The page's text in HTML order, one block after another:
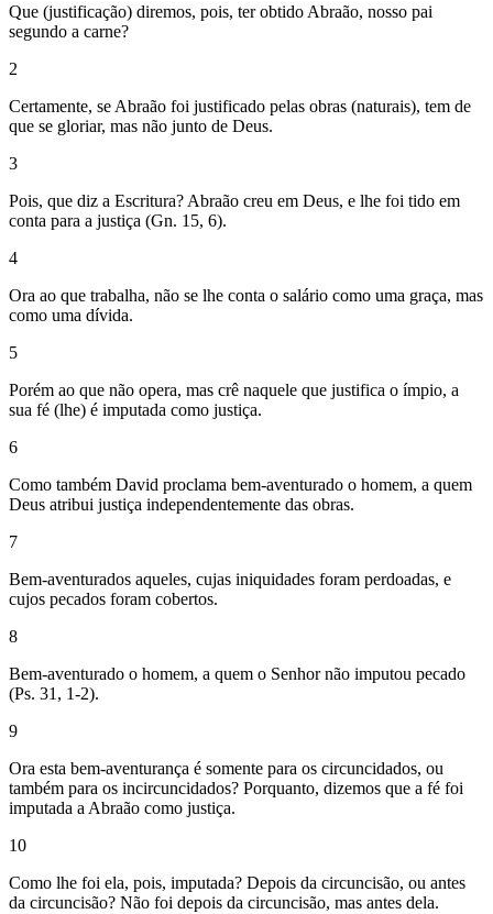
Que (justificação) diremos, pois, ter obtido Abraão, nosso pai
segundo a carne?
2
Certamente, se Abraão foi justificado pelas obras (naturais), tem de
que se gloriar, mas não junto de Deus.
3
Pois, que diz a Escritura? Abraão creu em Deus, e lhe foi tido em
conta para a justiça (Gn. 15, 6).
4
Ora ao que trabalha, não se lhe conta o salário como uma graça, mas
como uma dívida.
5
Porém ao que não opera, mas crê naquele que justifica o ímpio, a
sua fé (lhe) é imputada como justiça.
6
Como também David proclama bem-aventurado o homem, a quem
Deus atribui justiça independentemente das obras.
7
Bem-aventurados aqueles, cujas iniquidades foram perdoadas, e
cujos pecados foram cobertos.
8
Bem-aventurado o homem, a quem o Senhor não imputou pecado
(Ps. 31, 1-2).
9
Ora esta bem-aventurança é somente para os circuncidados, ou
também para os incircuncidados? Porquanto, dizemos que a fé foi
imputada a Abraão como justiça.
10
Como lhe foi ela, pois, imputada? Depois da circuncisão, ou antes
da circuncisão? Não foi depois da circuncisão, mas antes dela.